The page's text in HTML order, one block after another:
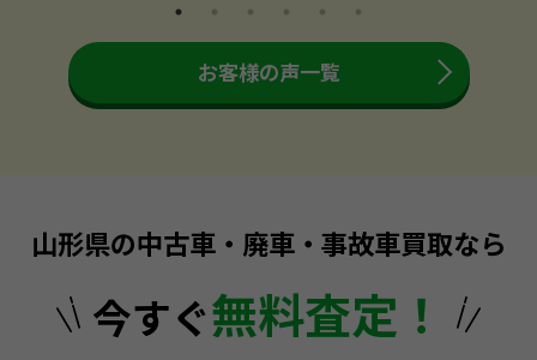
お客様の声一覧
山形県の中古車・廃車・事故車買取なら
今すぐ無料査定！